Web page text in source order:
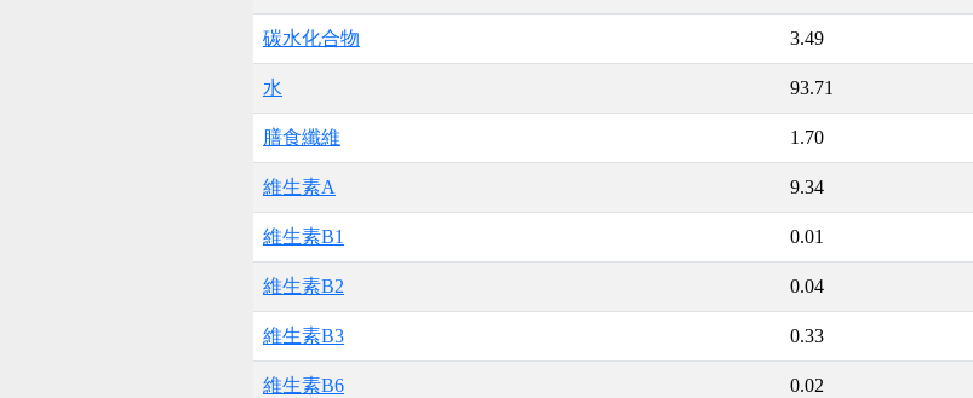
碳水化合物 3.49
水 93.71
膳食纖維 1.70
維生素A 9.34
維生素B1 0.01
維生素B2 0.04
維生素B3 0.33
維生素B6 0.02